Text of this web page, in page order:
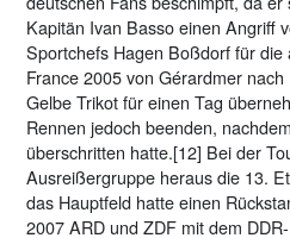
Kapitän Ivan Basso einen Angriff
Sportchefs Hagen Boßdorf für
France 2005 von Gérardmer
Gelbe Trikot für einen Tag
Rennen jedoch beenden,
überschritten hatte.[12] Bei der
Ausreißergruppe heraus die 13.
das Hauptfeld hatte einen
2007 ARD und ZDF mit dem